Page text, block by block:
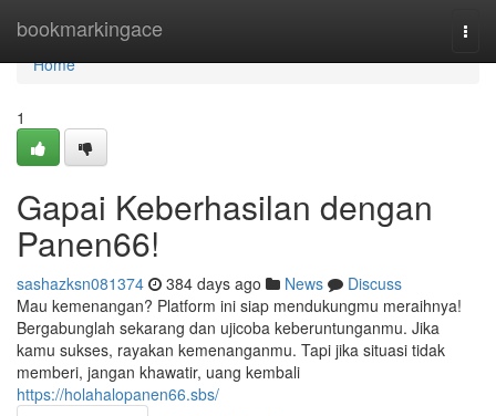
bookmarkingace
Home
Home
1
Gapai Keberhasilan dengan
Panen66!
sashazksn081374 384 days ago News
Discuss
Mau kemenangan? Platform ini siap mendukungmu meraihnya!
Bergabunglah sekarang dan ujicoba keberuntunganmu. Jika
kamu sukses, rayakan kemenanganmu. Tapi jika situasi tidak
memberi, jangan khawatir, uang kembali
https://holahalopanen66.sbs/